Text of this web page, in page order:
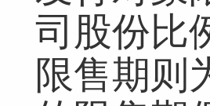
司股份比
限售期则